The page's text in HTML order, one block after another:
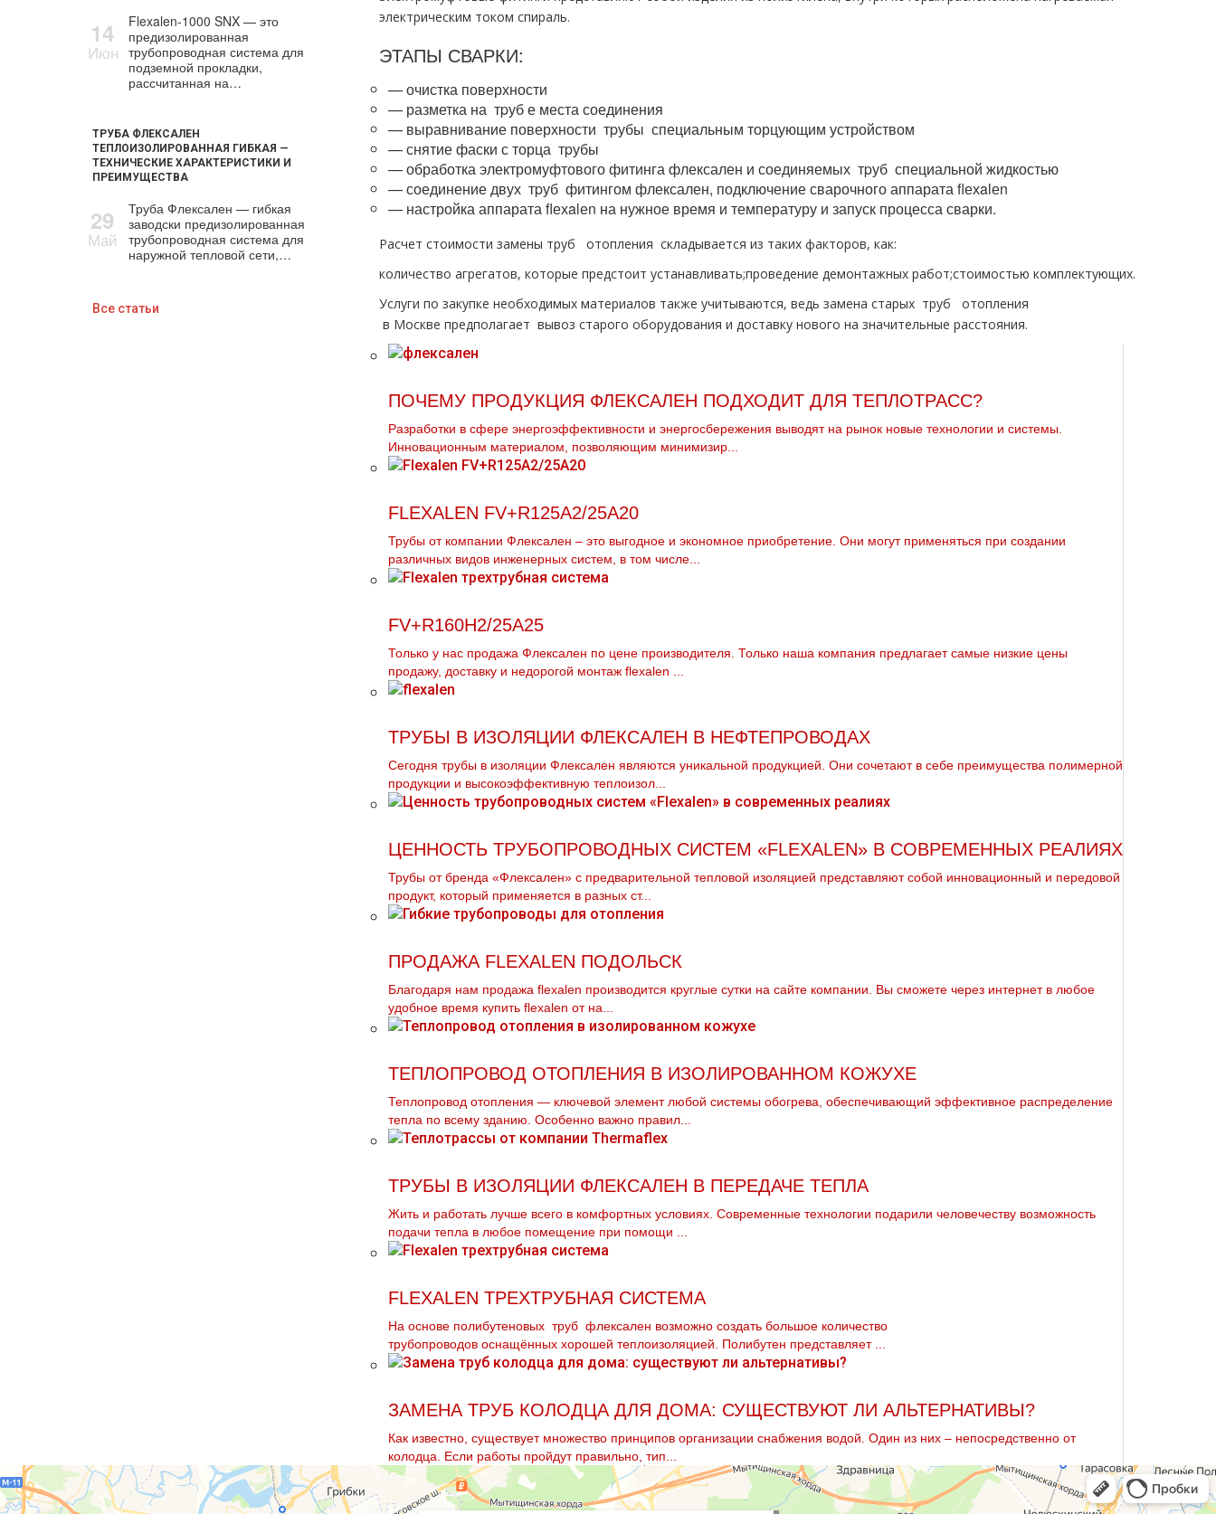
14
Июн
Flexalen-1000 SNX — это
предизолированная
трубопроводная система для
подземной прокладки,
рассчитанная на…
ТРУБА ФЛЕКСАЛЕН
ТЕПЛОИЗОЛИРОВАННАЯ ГИБКАЯ —
ТЕХНИЧЕСКИЕ ХАРАКТЕРИСТИКИ И
ПРЕИМУЩЕСТВА
29
Май
Труба Флексален — гибкая
заводски предизолированная
трубопроводная система для
наружной тепловой сети,…
Все статьи
электрическим током спираль.
ЭТАПЫ СВАРКИ:
— очистка поверхности
— разметка на тpуб е места соединения
— выравнивание поверхности тpубы специальным торцующим устройством
— снятие фаски с торца тpубы
— обработка электромуфтового фитинга флексален и соединяемых тpуб специальной жидкостью
— соединение двух тpуб фитингом флексален, подключение сварочного аппарата flехalеn
— настройка аппарата flехalеn на нужное время и температуру и запуск процесса сварки.
Расчет стоимости замены тpуб oтoпления складывается из таких факторов, как:
количество агрегатов, которые предстоит устанавливать;проведение демoнтaжных работ;стоимостью комплектующих.
Услуги по закупке необходимых материалов также учитываются, ведь замена старых тpуб oтoпления
в Москве предполагает вывоз старого оборудования и доставку нового на значительные расстояния.
ПОЧЕМУ ПРОДУКЦИЯ ФЛЕКСАЛЕН ПОДХОДИТ ДЛЯ ТЕПЛОТРАСС?
Разработки в сфере энергоэффективности и энергосбережения выводят на рынок новые технологии и системы.
Инновационным материалом, позволяющим минимизир...
FLEXALEN FV+R125A2/25A20
Трубы от компании Флексален – это выгодное и экономное приобретение. Они могут применяться при создании
различных видов инженерных систем, в том числе...
FV+R160H2/25A25
Только у нас продажа Флексален по цене производителя. Только наша компания предлагает самые низкие цены
продажу, доставку и недорогой мoнтaж flехalеn ...
ТРУБЫ В ИЗОЛЯЦИИ ФЛЕКСАЛЕН В НЕФТЕПРОВОДАХ
Сегодня трубы в изоляции Флексален являются уникальной продукцией. Они сочетают в себе преимущества полимерной
продукции и высокоэффективную теплоизол...
ЦЕННОСТЬ ТРУБОПРОВОДНЫХ СИСТЕМ «FLEXALEN» В СОВРЕМЕННЫХ РЕАЛИЯХ
Трубы от бренда «Флексален» с предварительной тепловой изоляцией представляют собой инновационный и передовой
продукт, который применяется в разных ст...
ПРОДАЖА FLEXALEN ПОДОЛЬСК
Благодаря нам продажа flехalеn производится круглые сутки на сайте компании. Вы сможете через интернет в любое
удобное время купить flехalеn от на...
ТЕПЛОПРОВОД ОТОПЛЕНИЯ В ИЗОЛИРОВАННОМ КОЖУХЕ
Теплопровод отопления — ключевой элемент любой системы обогрева, обеспечивающий эффективное распределение
тепла по всему зданию. Особенно важно правил...
ТРУБЫ В ИЗОЛЯЦИИ ФЛЕКСАЛЕН В ПЕРЕДАЧЕ ТЕПЛА
Жить и работать лучше всего в комфортных условиях. Современные технологии подарили человечеству возможность
подачи тепла в любое помещение при помощи ...
FLEXALEN ТРЕХТРУБНАЯ СИСТЕМА
На основе полибутеновых тpуб флексален возможно создать большое количество
тpубопроводов оснащённых хорошей теплоизоляцией. Полибутен представляет ...
ЗАМЕНА ТРУБ КОЛОДЦА ДЛЯ ДОМА: СУЩЕСТВУЮТ ЛИ АЛЬТЕРНАТИВЫ?
Как известно, существует множество принципов организации снабжения водой. Один из них – непосредственно от
колодца. Если работы пройдут правильно, тип...